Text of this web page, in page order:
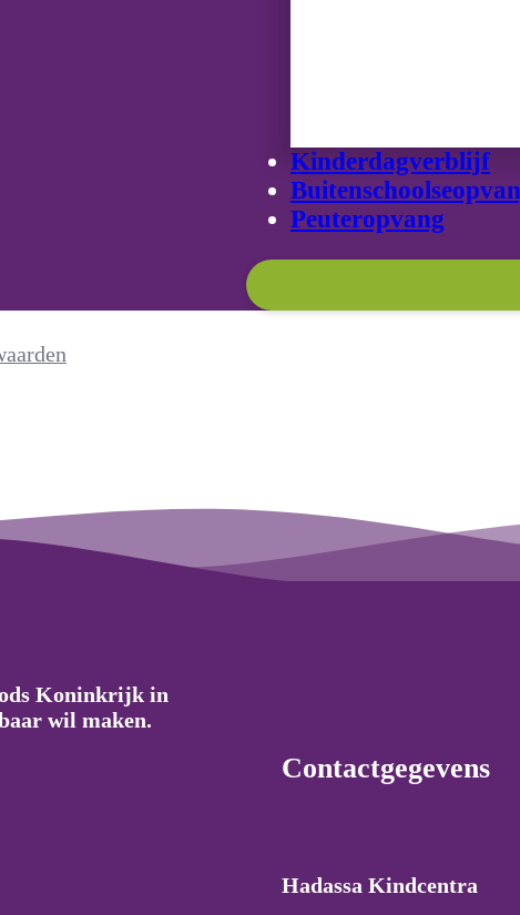
Kinderdagverblijf
Peuteropvang
Koninkrijk in
wil maken.
Contactgegevens
Hadassa Kindcentra